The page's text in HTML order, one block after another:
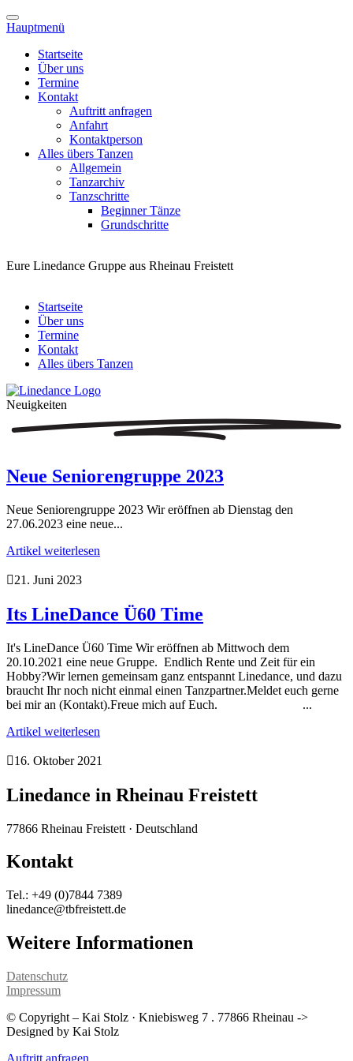
Hauptmenü
Startseite
Über uns
Termine
Kontakt
Auftritt anfragen
Anfahrt
Kontaktperson
Alles übers Tanzen
Allgemein
Tanzarchiv
Tanzschritte
Beginner Tänze
Grundschritte
Eure Linedance Gruppe aus Rheinau Freistett
Startseite
Über uns
Termine
Kontakt
Alles übers Tanzen
Neuigkeiten
Neue Seniorengruppe 2023
Neue Seniorengruppe 2023 Wir eröffnen ab Dienstag den
27.06.2023 eine neue...
Artikel weiterlesen
21. Juni 2023
Its LineDance Ü60 Time
It's LineDance Ü60 Time Wir eröffnen ab Mittwoch dem
20.10.2021 eine neue Gruppe. Endlich Rente und Zeit für ein
Hobby?Wir lernen gemeinsam ganz entspannt Linedance, und dazu
braucht Ihr noch nicht einmal einen Tanzpartner.Meldet euch gerne
bei mir an (Kontakt).Freue mich auf Euch. ...
Artikel weiterlesen
16. Oktober 2021
Linedance in Rheinau Freistett
77866 Rheinau Freistett · Deutschland
Kontakt
Tel.: +49 (0)7844 7389
linedance@tbfreistett.de
Weitere Informationen
Datenschutz
Impressum
© Copyright – Kai Stolz · Kniebisweg 7 . 77866 Rheinau ->
Designed by Kai Stolz